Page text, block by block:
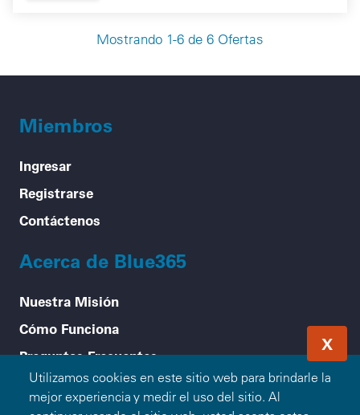
Utilizamos cookies en este sitio web para brindarle la
mejor experiencia y medir el uso del sitio. Al
X
Mostrando 1-6 de 6 Ofertas
Miembros
Ingresar
Registrarse
Contáctenos
Acerca de Blue365
Nuestra Misión
Cómo Funciona
Preguntas Frecuentes
Compañías Blue Participantes
Asociarse con Blue365